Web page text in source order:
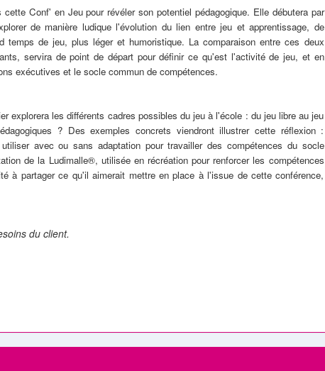
Conf' en Jeu pour révéler son potentiel pédagogique. Elle débutera par
de manière ludique l'évolution du lien entre jeu et apprentissage, de
de jeu, plus léger et humoristique. La comparaison entre ces deux
servira de point de départ pour définir ce qu'est l'activité de jeu, et en
exécutives et le socle commun de compétences.
explorera les différents cadres possibles du jeu à l'école : du jeu libre au jeu
? Des exemples concrets viendront illustrer cette réflexion :
avec ou sans adaptation pour travailler des compétences du socle
de la Ludimalle®, utilisée en récréation pour renforcer les compétences
à partager ce qu'il aimerait mettre en place à l'issue de cette conférence,
du client.